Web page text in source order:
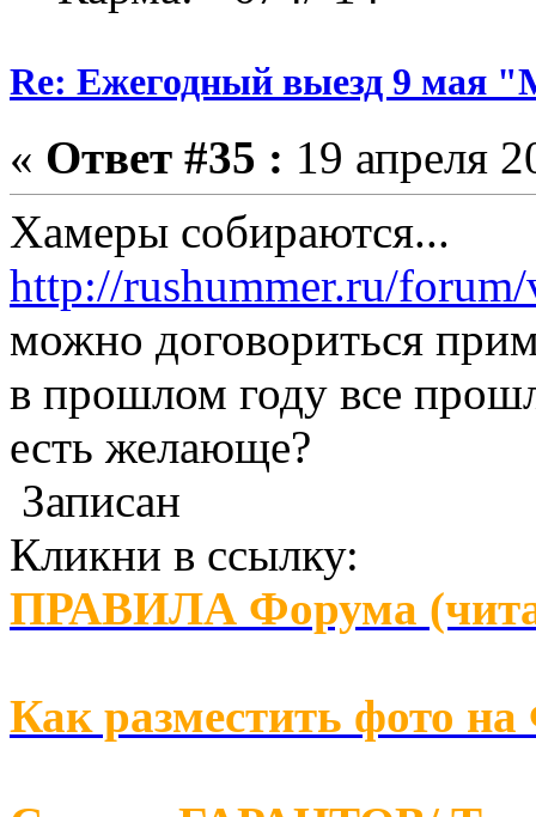
Re: Ежегодный выезд 9 мая
« Ответ #35 : 19 апреля
Хамеры собираются...
http://rushummer.ru/
можно договориться
в прошлом году все
есть желающе?
Записан
Кликни в ссылку:
ПРАВИЛА Форума
Как разместить фото